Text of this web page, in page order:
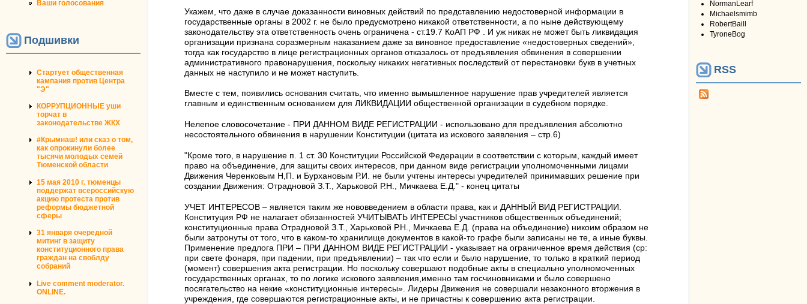
Ваши голосования
Подшивки
Стартует общественная
кампания против Центра
"Э"
КОРРУПЦИОННЫЕ уши
торчат в
законодательстве ЖКХ
#Крымнаш! или сказ о том,
как опрокинули более
тысячи молодых семей
Тюменской области
15 мая 2010 г. тюменцы
поддержат всероссийскую
акцию протеста против
реформы бюджетной
сферы
31 января очередной
митинг в защиту
конституционного права
граждан на своблду
собраний
Live comment moderator.
ONLINE.
Укажем, что даже в случае доказанности виновных действий по представлению недостоверной информации в
государственные органы в 2002 г. не было предусмотрено никакой ответственности, а по ныне действующему
законодательству эта ответственность очень ограничена - ст.19.7 КоАП РФ . И уж никак не может быть ликвидация
организации признана соразмерным наказанием даже за виновное предоставление «недостоверных сведений»,
тогда как государство в лице регистрационных органов отказалось от предъявления обвинения в совершении
административного правонарушения, поскольку никаких негативных последствий от перестановки букв в учетных
данных не наступило и не может наступить.
Вместе с тем, появились основания считать, что именно вымышленное нарушение прав учредителей является
главным и единственным основанием для ЛИКВИДАЦИИ общественной организации в судебном порядке.
Нелепое словосочетание - ПРИ ДАННОМ ВИДЕ РЕГИСТРАЦИИ - использовано для предъявления абсолютно
несостоятельного обвинения в нарушении Конституции (цитата из искового заявления – стр.6)
"Кроме того, в нарушение п. 1 ст. 30 Конституции Российской Федерации в соответствии с которым, каждый имеет
право на объединение, для защиты своих интересов, при данном виде регистрации уполномоченными лицами
Движения Черенковым Н,П. и Бурхановым Р.И. не были учтены интересы учредителей принимавших решение при
создании Движения: Отрадновой З.Т., Харьковой Р.Н., Мичкаева Е.Д." - конец цитаты
УЧЕТ ИНТЕРЕСОВ – является таким же нововведением в области права, как и ДАННЫЙ ВИД РЕГИСТРАЦИИ.
Конституция РФ не налагает обязанностей УЧИТЫВАТЬ ИНТЕРЕСЫ участников общественных объединений;
конституционные права Отрадновой З.Т., Харьковой Р.Н., Мичкаева Е.Д. (права на объединение) никоим образом не
были затронуты от того, что в каком-то хранилище документов в какой-то графе были записаны не те, а иные буквы.
Применение предлога ПРИ – ПРИ ДАННОМ ВИДЕ РЕГИСТРАЦИИ - указывает на ограниченное время действия (ср:
при свете фонаря, при падении, при предъявлении) – так что если и было нарушение, то только в краткий период
(момент) совершения акта регистрации. Но поскольку совершают подобные акты в специально уполномоченных
государственных органах, то по логике искового заявления,именно там госчиновниками и было совершено
посягательство на некие «конституционные интересы». Лидеры Движения не совершали незаконного вторжения в
учреждения, где совершаются регистрационные акты, и не причастны к совершению акта регистрации.
NormanLearf
Michaelsmimb
RobertBaill
TyroneBog
RSS